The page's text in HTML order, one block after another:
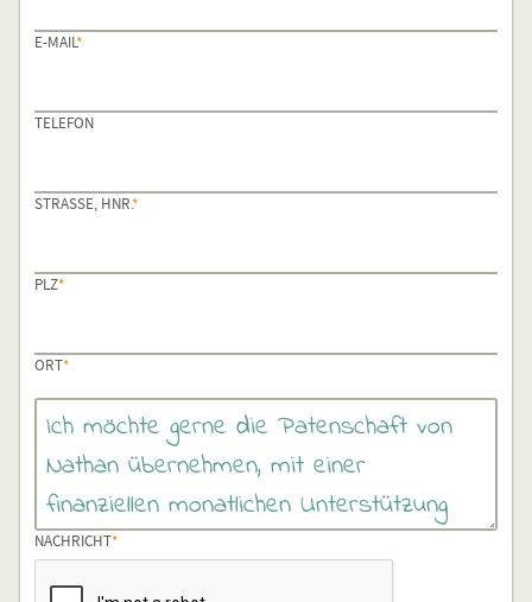
PFLICHTFELD
E-MAIL*
TELEFON
PFLICHTFELD
STRASSE, HNR.*
PFLICHTFELD
PLZ*
PFLICHTFELD
ORT*
PFLICHTFELD
NACHRICHT*